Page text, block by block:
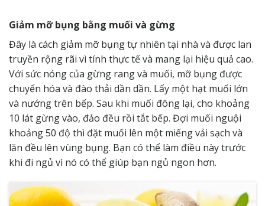
Giảm mỡ bụng bằng muối và gừng
Đây là cách giảm mỡ bụng tự nhiên tại nhà và được lan
truyền rộng rãi vì tính thực tế và mang lại hiệu quả cao.
Với sức nóng của gừng rang và muối, mỡ bụng được
chuyển hóa và đào thải dần dần. Lấy một hạt muối lớn
và nướng trên bếp. Sau khi muối đông lại, cho khoảng
10 lát gừng vào, đảo đều rồi tắt bếp. Đợi muối nguội
khoảng 50 độ thì đặt muối lên một miếng vải sạch và
lăn đều lên vùng bụng. Bạn có thể làm điều này trước
khi đi ngủ vì nó có thể giúp bạn ngủ ngon hơn.